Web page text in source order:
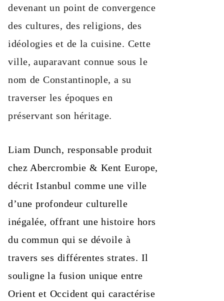
devenant un point de convergence
des cultures, des religions, des
idéologies et de la cuisine. Cette
ville, auparavant connue sous le
nom de Constantinople, a su
traverser les époques en
préservant son héritage.
Liam Dunch, responsable produit
chez Abercrombie & Kent Europe,
décrit Istanbul comme une ville
d’une profondeur culturelle
inégalée, offrant une histoire hors
du commun qui se dévoile à
travers ses différentes strates. Il
souligne la fusion unique entre
Orient et Occident qui caractérise